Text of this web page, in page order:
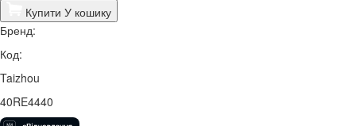
Купити У кошику
Бренд:
Код:
Taizhou
40RE4440